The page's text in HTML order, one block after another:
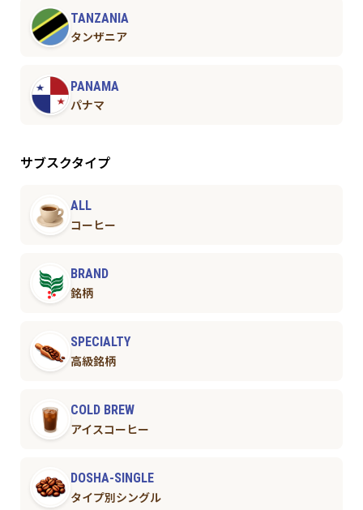
TANZANIA
タンザニア
PANAMA
パナマ
サブスクタイプ
ALL
コーヒー
BRAND
銘柄
SPECIALTY
高級銘柄
COLD BREW
アイスコーヒー
DOSHA-SINGLE
タイプ別シングル